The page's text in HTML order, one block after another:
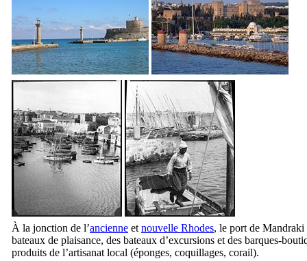
À la jonction de l’ancienne et nouvelle Rhodes, le port de Mandraki
bateaux de plaisance, des bateaux d’excursions et des barques-
produits de l’artisanat local (éponges, coquillages, corail).